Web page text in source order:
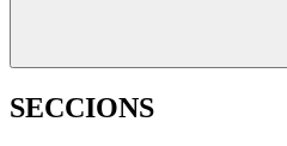
SECCIONS